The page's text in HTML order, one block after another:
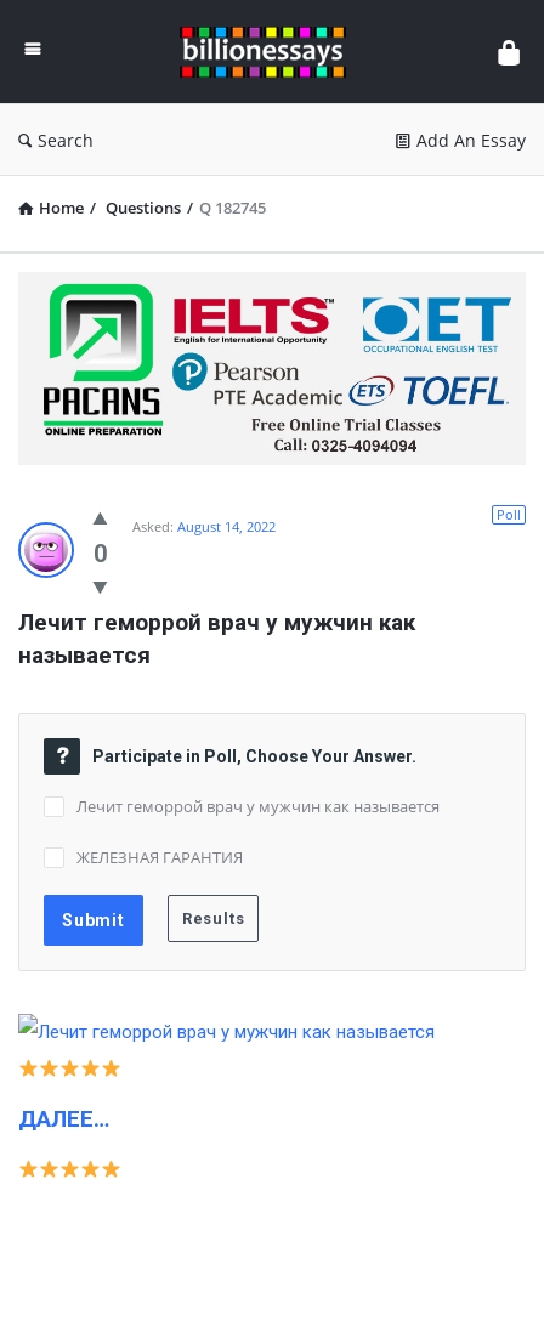
Essays
Search Add An Essay
Home / Questions / Q 182745
0
Poll
Asked: August 14, 2022
Лечит геморрой врач у мужчин как
называется
Participate in Poll, Choose Your Answer.
Лечит геморрой врач у мужчин как называется
ЖЕЛЕЗНАЯ ГАРАНТИЯ
ДАЛЕЕ…